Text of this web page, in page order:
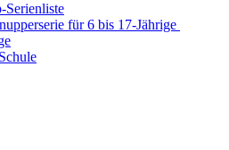
für 6 bis 17-Jährige